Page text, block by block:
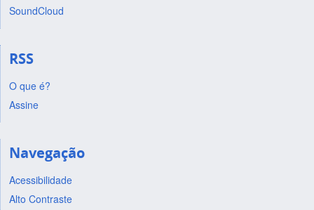
SoundCloud
RSS
O que é?
Assine
Navegação
Acessibilidade
Alto Contraste